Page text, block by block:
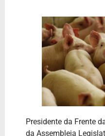
Presidente da Frente
da Assembleia